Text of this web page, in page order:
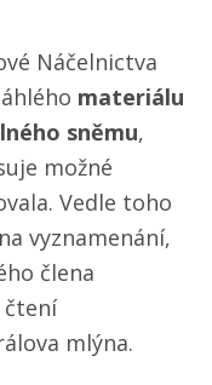
Náčelnictva
materiálu
sněmu,
možné
Vedle toho
vyznamenání,
člena
čtení
mlýna.